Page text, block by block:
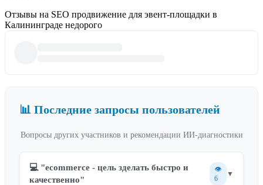
Отзывы на SEO продвижение для эвент-площадки в
Калининграде недорого
📊 Последние запросы пользователей
Вопросы других участников и рекомендации ИИ-диагностики
💻 "ecommerce - цель зделать быстро и
качественно"
👁️
6
▼